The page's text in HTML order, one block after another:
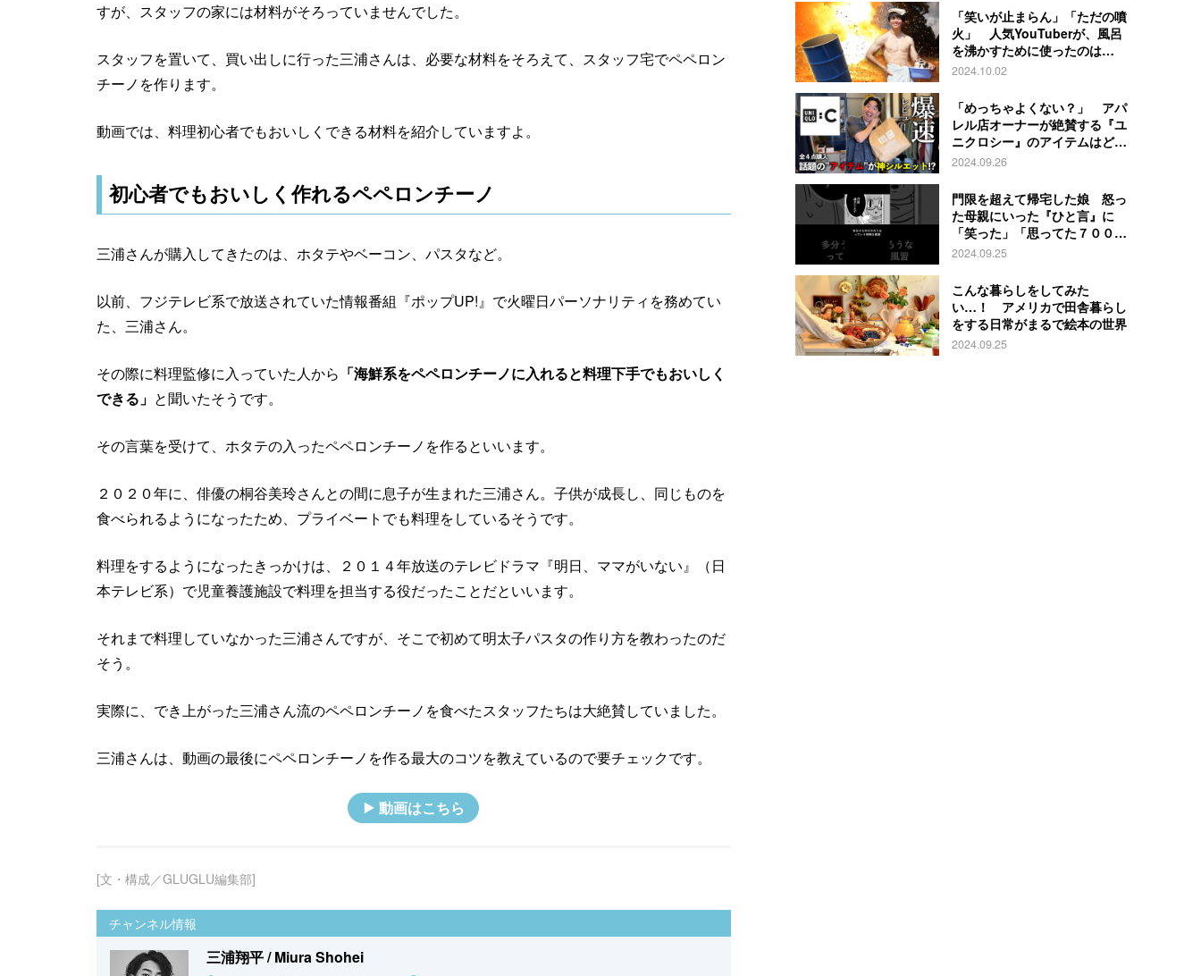
すが、スタッフの家には材料がそろっていませんでした。
スタッフを置いて、買い出しに行った三浦さんは、必要な材料をそろえて、スタッフ宅でペペロン
チーノを作ります。
動画では、料理初心者でもおいしくできる材料を紹介していますよ。
初心者でもおいしく作れるペペロンチーノ
三浦さんが購入してきたのは、ホタテやベーコン、パスタなど。
以前、フジテレビ系で放送されていた情報番組『ポップUP!』で火曜日パーソナリティを務めてい
た、三浦さん。
その際に料理監修に入っていた人から 「海鮮系をペペロンチーノに入れると料理下手でもおいしく
できる」 と聞いたそうです。
その言葉を受けて、ホタテの入ったペペロンチーノを作るといいます。
２０２０年に、俳優の桐谷美玲さんとの間に息子が生まれた三浦さん。子供が成長し、同じものを
食べられるようになったため、プライベートでも料理をしているそうです。
料理をするようになったきっかけは、２０１４年放送のテレビドラマ『明日、ママがいない』（日
本テレビ系）で児童養護施設で料理を担当する役だったことだといいます。
それまで料理していなかった三浦さんですが、そこで初めて明太子パスタの作り方を教わったのだ
そう。
実際に、でき上がった三浦さん流のペペロンチーノを食べたスタッフたちは大絶賛していました。
三浦さんは、動画の最後にペペロンチーノを作る最大のコツを教えているので要チェックです。
動画はこちら
[文・構成／GLUGLU編集部]
チャンネル情報
三浦翔平 / Miura Shohei
「笑いが止まらん」「ただの噴
火」 人気YouTuberが、風呂
を沸かすために使ったのは…
2024.10.02
「めっちゃよくない？」 アパ
レル店オーナーが絶賛する『ユ
ニクロシー』のアイテムはど
れ？
2024.09.26
門限を超えて帰宅した娘 怒っ
た母親にいった『ひと言』に
「笑った」「思ってた７００倍
特殊」
2024.09.25
こんな暮らしをしてみた
い…！ アメリカで田舎暮らし
をする日常がまるで絵本の世界
2024.09.25